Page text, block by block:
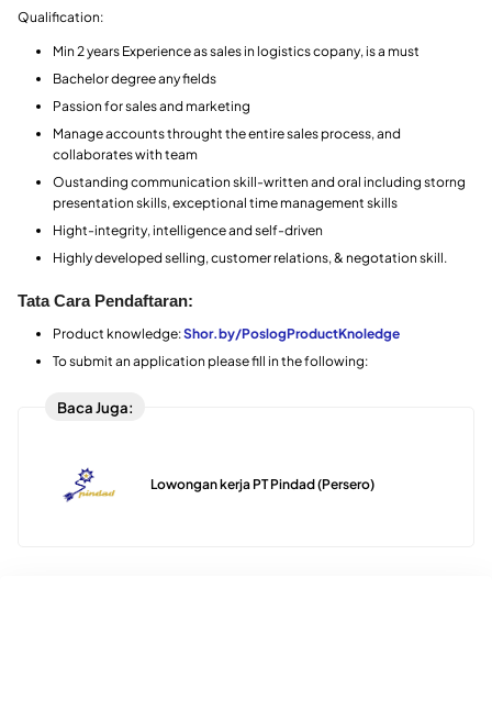
Qualification:
Min 2 years Experience as sales in logistics copany, is a must
Bachelor degree any fields
Passion for sales and marketing
Manage accounts throught the entire sales process, and
collaborates with team
Oustanding communication skill-written and oral including storng
presentation skills, exceptional time management skills
Hight-integrity, intelligence and self-driven
Highly developed selling, customer relations, & negotation skill.
Tata Cara Pendaftaran:
Product knowledge:Shor.by/PoslogProductKnoledge
To submit an application please fill in the following:
Baca Juga:
Lowongan kerja PT Pindad (Persero)